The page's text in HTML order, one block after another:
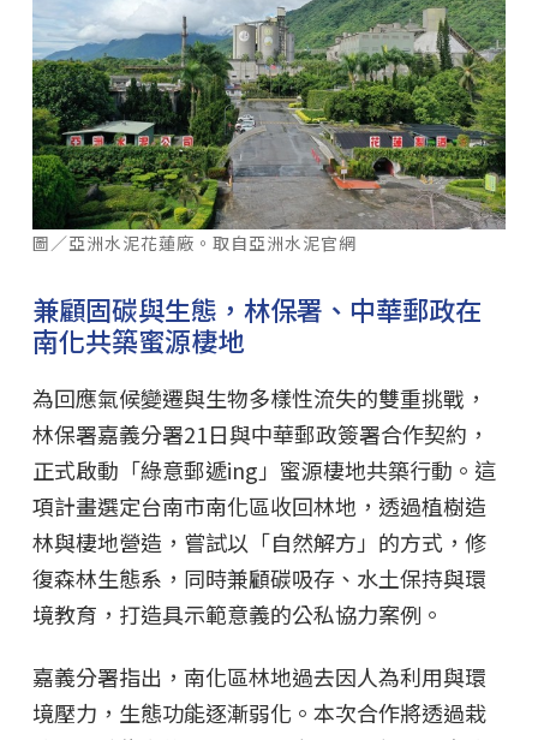
圖／亞洲水泥花蓮廠。取自亞洲水泥官網
兼顧固碳與生態，林保署、中華郵政在
南化共築蜜源棲地
為回應氣候變遷與生物多樣性流失的雙重挑戰，
林保署嘉義分署21日與中華郵政簽署合作契約，
正式啟動「綠意郵遞ing」蜜源棲地共築行動。這
項計畫選定台南市南化區收回林地，透過植樹造
林與棲地營造，嘗試以「自然解方」的方式，修
復森林生態系，同時兼顧碳吸存、水土保持與環
境教育，打造具示範意義的公私協力案例。
嘉義分署指出，南化區林地過去因人為利用與環
境壓力，生態功能逐漸弱化。本次合作將透過栽